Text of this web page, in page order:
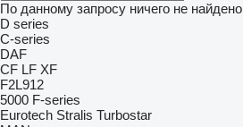
По данному запросу ничего не найдено
D series
C-series
DAF
CF LF XF
F2L912
5000 F-series
Eurotech Stralis Turbostar